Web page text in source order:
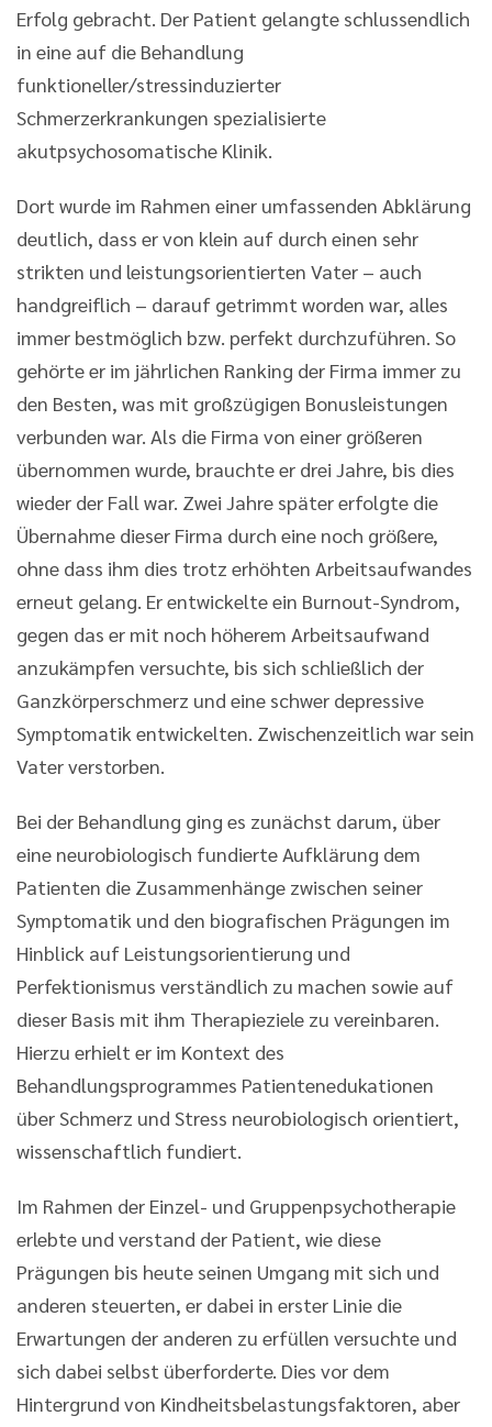
Erfolg gebracht. Der Patient gelangte schlussendlich
in eine auf die Behandlung
funktioneller/stressinduzierter
Schmerzerkrankungen spezialisierte
akutpsychosomatische Klinik.
Dort wurde im Rahmen einer umfassenden Abklärung
deutlich, dass er von klein auf durch einen sehr
strikten und leistungsorientierten Vater – auch
handgreiflich – darauf getrimmt worden war, alles
immer bestmöglich bzw. perfekt durchzuführen. So
gehörte er im jährlichen Ranking der Firma immer zu
den Besten, was mit großzügigen Bonusleistungen
verbunden war. Als die Firma von einer größeren
übernommen wurde, brauchte er drei Jahre, bis dies
wieder der Fall war. Zwei Jahre später erfolgte die
Übernahme dieser Firma durch eine noch größere,
ohne dass ihm dies trotz erhöhten Arbeitsaufwandes
erneut gelang. Er entwickelte ein Burnout-Syndrom,
gegen das er mit noch höherem Arbeitsaufwand
anzukämpfen versuchte, bis sich schließlich der
Ganzkörperschmerz und eine schwer depressive
Symptomatik entwickelten. Zwischenzeitlich war sein
Vater verstorben.
Bei der Behandlung ging es zunächst darum, über
eine neurobiologisch fundierte Aufklärung dem
Patienten die Zusammenhänge zwischen seiner
Symptomatik und den biografischen Prägungen im
Hinblick auf Leistungsorientierung und
Perfektionismus verständlich zu machen sowie auf
dieser Basis mit ihm Therapieziele zu vereinbaren.
Hierzu erhielt er im Kontext des
Behandlungsprogrammes Patientenedukationen
über Schmerz und Stress neurobiologisch orientiert,
wissenschaftlich fundiert.
Im Rahmen der Einzel- und Gruppenpsychotherapie
erlebte und verstand der Patient, wie diese
Prägungen bis heute seinen Umgang mit sich und
anderen steuerten, er dabei in erster Linie die
Erwartungen der anderen zu erfüllen versuchte und
sich dabei selbst überforderte. Dies vor dem
Hintergrund von Kindheitsbelastungsfaktoren, aber